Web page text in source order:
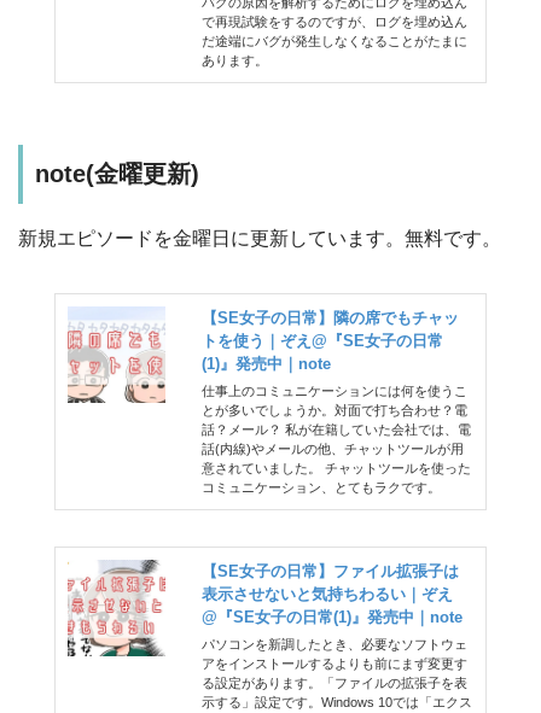
で再現試験をするのですが、ログを埋め込ん
だ途端にバグが発生しなくなることがたまに
あります。
note(金曜更新)
新規エピソードを金曜日に更新しています。無料です。
【SE女子の日常】隣の席でもチャッ
トを使う｜ぞえ@『SE女子の日常
(1)』発売中｜note
仕事上のコミュニケーションには何を使うこ
とが多いでしょうか。対面で打ち合わせ？電
話？メール？ 私が在籍していた会社では、電
話(内線)やメールの他、チャットツールが用
意されていました。 チャットツールを使った
コミュニケーション、とてもラクです。
【SE女子の日常】ファイル拡張子は
表示させないと気持ちわるい｜ぞえ
@『SE女子の日常(1)』発売中｜note
パソコンを新調したとき、必要なソフトウェ
アをインストールするよりも前にまず変更す
る設定があります。「ファイルの拡張子を表
示する」設定です。Windows 10では「エクス